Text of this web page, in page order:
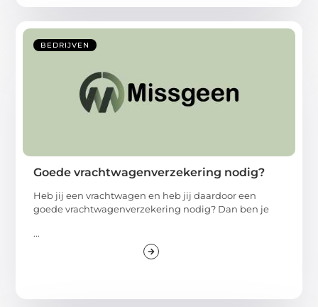
BEDRIJVEN
Goede vrachtwagenverzekering nodig?
Heb jij een vrachtwagen en heb jij daardoor een
goede vrachtwagenverzekering nodig? Dan ben je
...